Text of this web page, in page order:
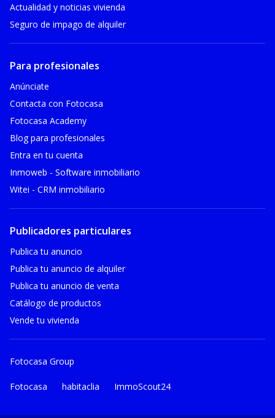
Actualidad y noticias vivienda
Seguro de impago de alquiler
Para profesionales
Anúnciate
Contacta con Fotocasa
Fotocasa Academy
Blog para profesionales
Entra en tu cuenta
Inmoweb - Software inmobiliario
Witei - CRM inmobiliario
Publicadores particulares
Publica tu anuncio
Publica tu anuncio de alquiler
Publica tu anuncio de venta
Catálogo de productos
Vende tu vivienda
Fotocasa Group
Fotocasa habitaclia ImmoScout24